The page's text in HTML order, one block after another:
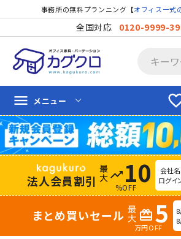
事務所の無料プランニング【オフィス一式
全国対応 0120-9999-39
menu メニュー
法人会員割引 trending_up 10
%OFF
会社
ログイ
まとめ買いセール redeem 5
万円OFF